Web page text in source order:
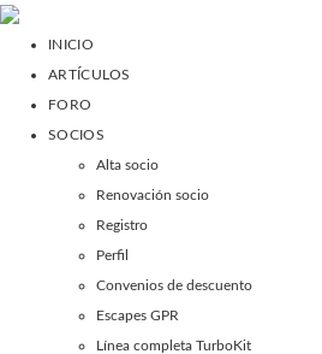
INICIO
ARTÍCULOS
FORO
SOCIOS
Alta socio
Renovación socio
Registro
Perfil
Convenios de descuento
Escapes GPR
Línea completa TurboKit